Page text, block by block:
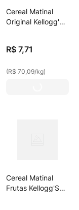
Cereal Matinal
Original Kellogg'S
R$ 7,71
(R$ 70,09/kg)
Cereal Matinal
Frutas Kellogg'S